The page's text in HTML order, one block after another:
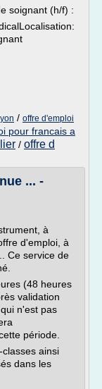
soignant (h/f) :
/ offre d'emploi
pour francais a
/ offre d
... -
à
d'emploi, à
Ce service de
(48 heures
validation
n'est pas
période.
ainsi
dans les